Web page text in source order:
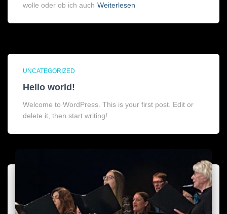
wolle oder ob ich auch Weiterlesen
UNCATEGORIZED
Hello world!
Welcome to WordPress. This is your first post. Edit or
delete it, then start writing!